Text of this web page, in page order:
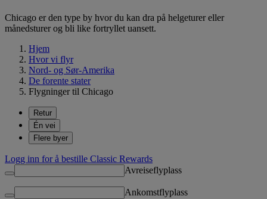
Chicago er den type by hvor du kan dra på helgeturer eller
månedsturer og bli like fortryllet uansett.
Hjem
Hvor vi flyr
Nord- og Sør-Amerika
De forente stater
Flygninger til Chicago
Retur
Én vei
Flere byer
Logg inn for å bestille Classic Rewards
Avreiseflyplass
Ankomstflyplass